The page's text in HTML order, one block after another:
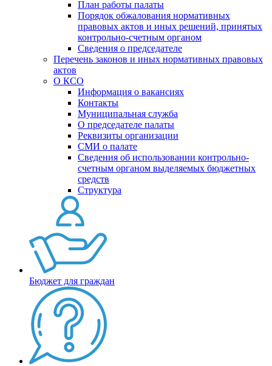
План работы палаты
Порядок обжалования нормативных
правовых актов и иных решений, принятых
контрольно-счетным органом
Сведения о председателе
Перечень законов и иных нормативных правовых
актов
О КСО
Информация о вакансиях
Контакты
Муниципальная служба
О председателе палаты
Реквизиты организации
СМИ о палате
Сведения об использовании контрольно-
счетным органом выделяемых бюджетных
средств
Структура
Бюджет для граждан